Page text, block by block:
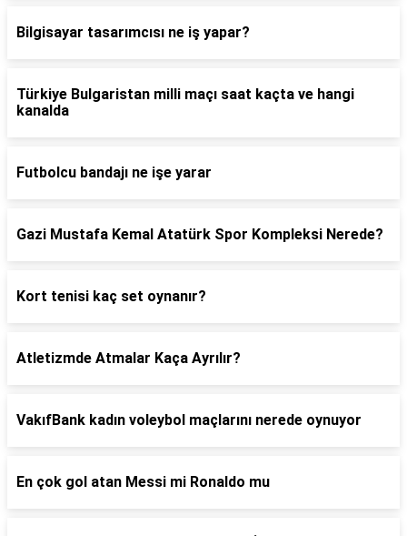
Bilgisayar tasarımcısı ne iş yapar?
Türkiye Bulgaristan milli maçı saat kaçta ve hangi
kanalda
Futbolcu bandajı ne işe yarar
Gazi Mustafa Kemal Atatürk Spor Kompleksi Nerede?
Kort tenisi kaç set oynanır?
Atletizmde Atmalar Kaça Ayrılır?
VakıfBank kadın voleybol maçlarını nerede oynuyor
En çok gol atan Messi mi Ronaldo mu